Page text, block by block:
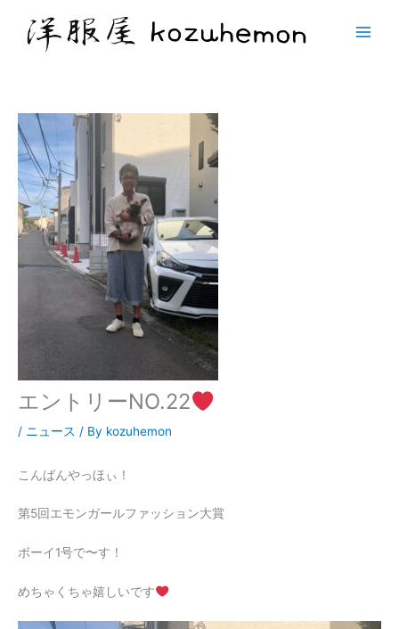
エントリーNO.22
/ ニュース / By kozuhemon
こんばんやっほぃ！
第5回エモンガールファッション大賞
ボーイ1号で〜す！
めちゃくちゃ嬉しいです